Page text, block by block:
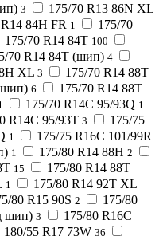
3 175/70 R13 86N XL
84H FR 1
175/70
175/70 R14 84T 100
70 R14 84T (шип) 4
XL 3
175/70 R14 88T
шип) 6
175/70 R14 88T
175/70 R14C 95/93Q 1
R14C 95/93T 3
175/75
1 175/75 R16C 101/99R
1 175/80 R14 88H 2
15
175/80 R14 88T
1
175/80 R14 92T XL
80 R15 90S 2
175/80
шип) 3
175/80 R16C
180/55 R17 73W 36